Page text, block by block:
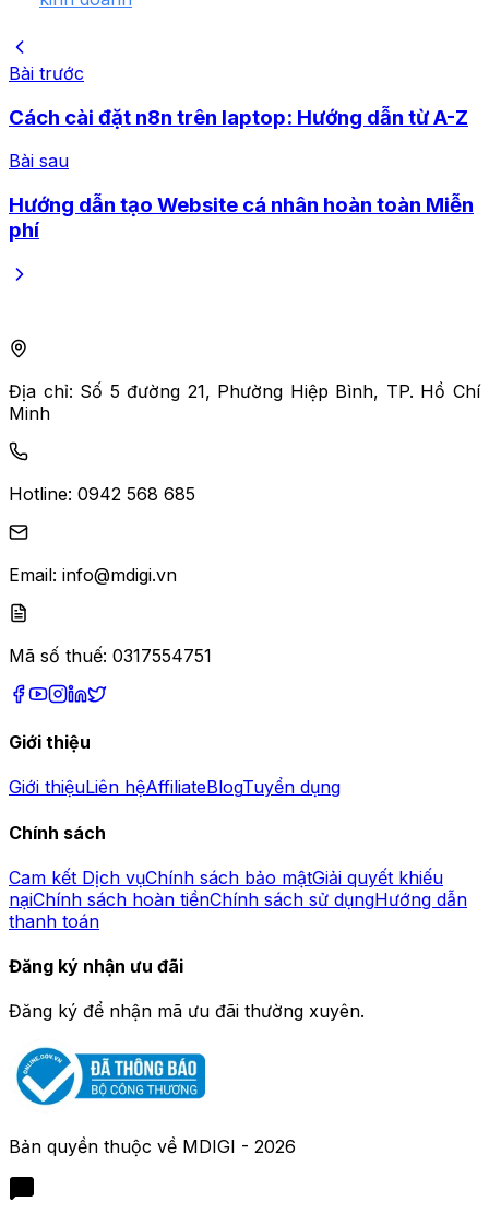
Bài trước
Cách cài đặt n8n trên laptop: Hướng dẫn từ A-Z
Bài sau
Hướng dẫn tạo Website cá nhân hoàn toàn Miễn
phí
Địa chỉ: Số 5 đường 21, Phường Hiệp Bình, TP. Hồ Chí
Minh
Hotline: 0942 568 685
Email: info@mdigi.vn
Mã số thuế: 0317554751
Giới thiệu
Giới thiệuLiên hệAffiliateBlogTuyển dụng
Chính sách
Cam kết Dịch vụChính sách bảo mậtGiải quyết khiếu
nạiChính sách hoàn tiềnChính sách sử dụngHướng dẫn
thanh toán
Đăng ký nhận ưu đãi
Đăng ký để nhận mã ưu đãi thường xuyên.
Bản quyền thuộc về MDIGI - 2026